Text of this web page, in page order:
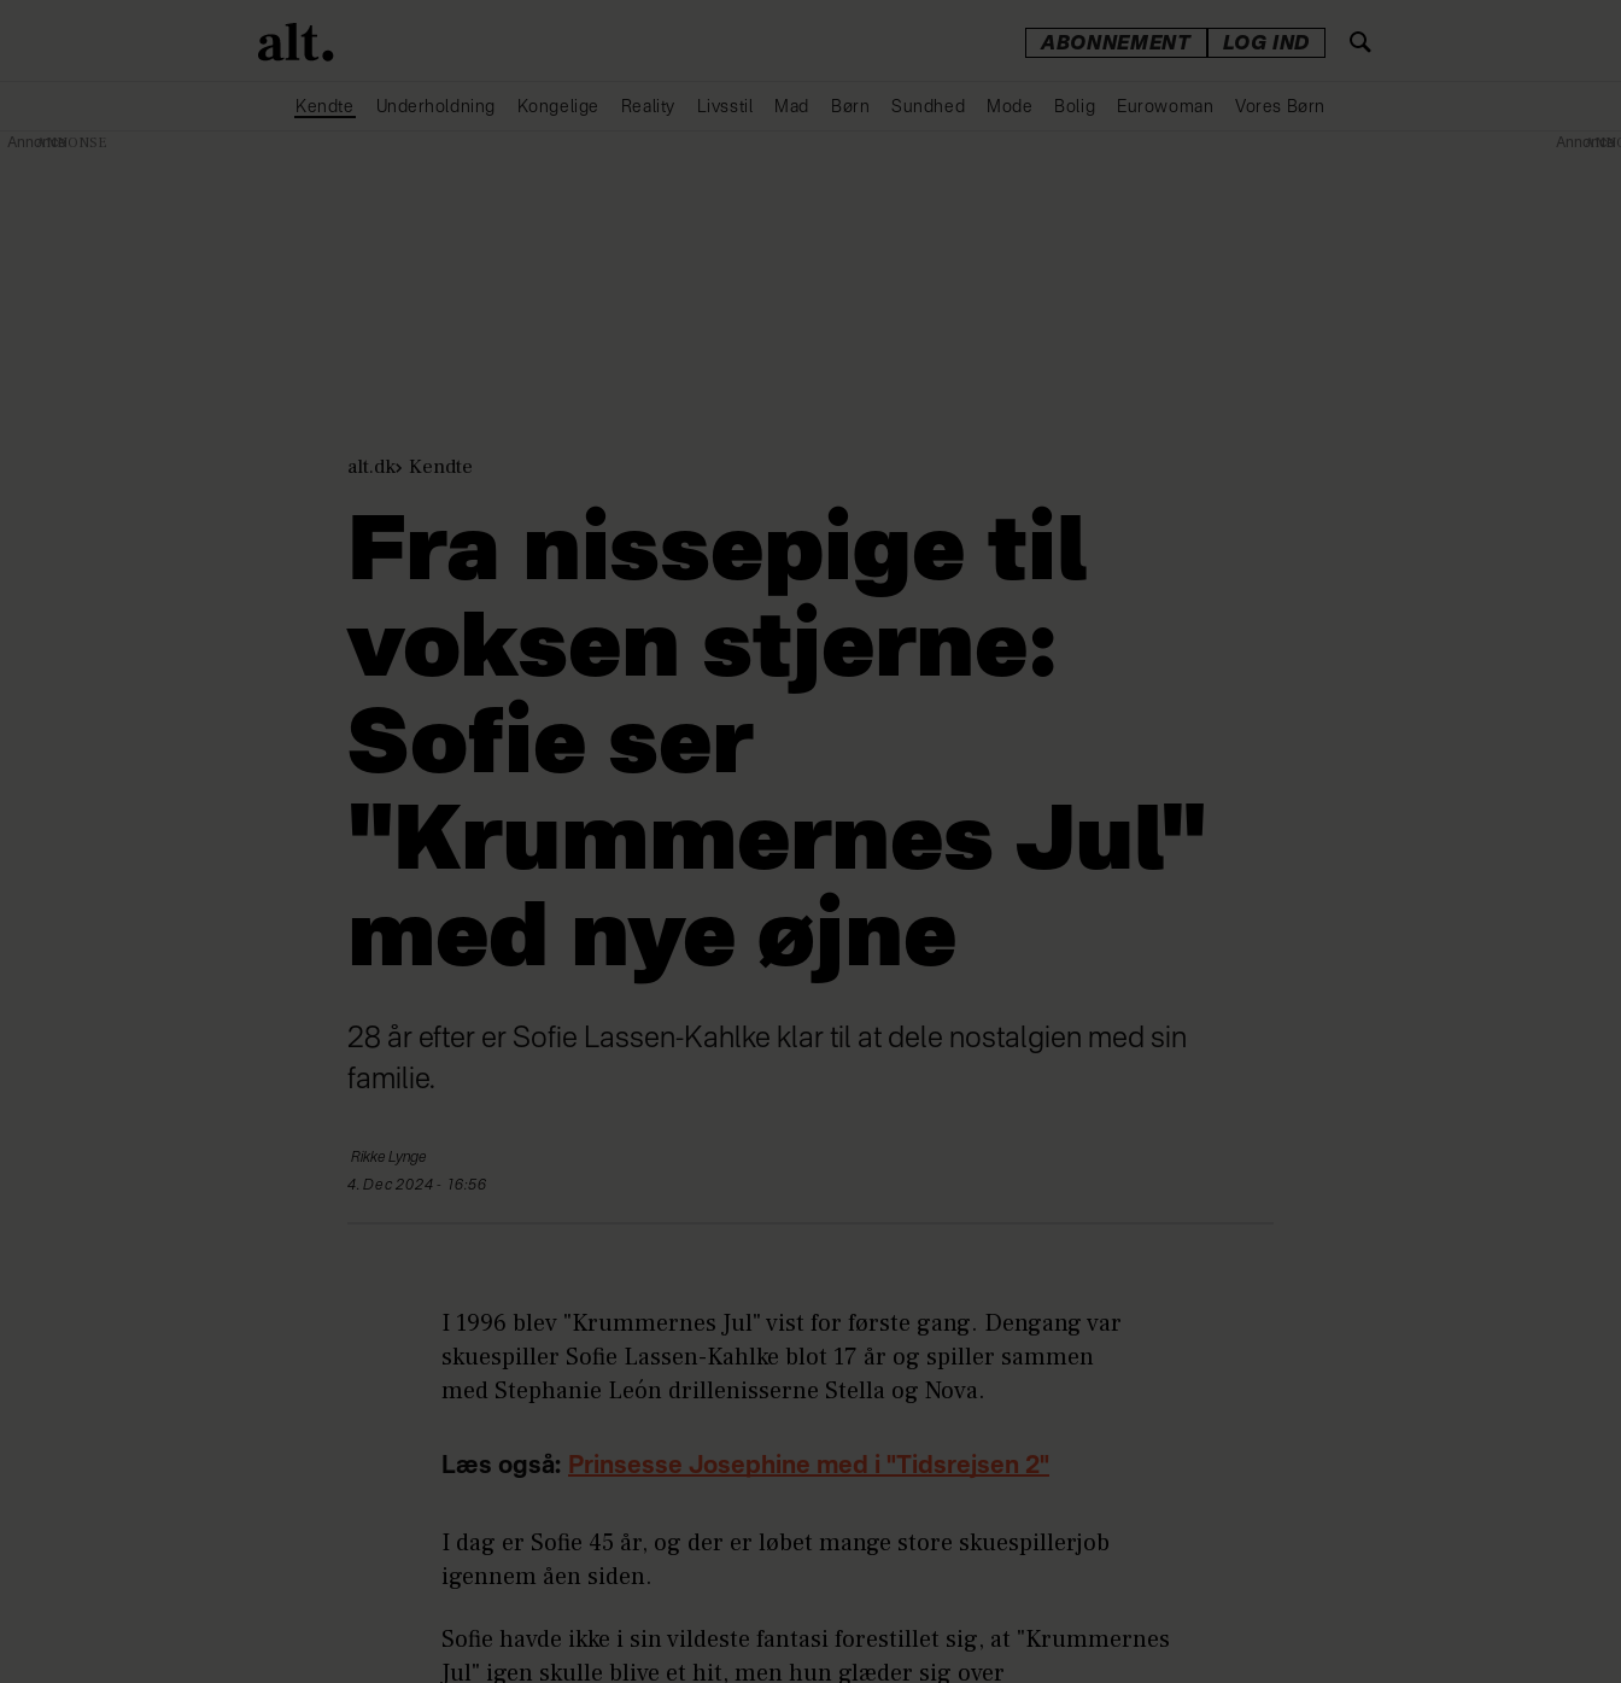
ABONNEMENT LOG IND
Kendte Underholdning Kongelige Reality Livsstil Mad Børn Sundhed Mode Bolig Eurowoman Vores Børn
alt.dk Kendte
Fra nissepige til
voksen stjerne:
Sofie ser
"Krummernes Jul"
med nye øjne
28 år efter er Sofie Lassen-Kahlke klar til at dele nostalgien med sin
familie.
Rikke Lynge
4. Dec 2024 - 16:56
I 1996 blev "Krummernes Jul" vist for første gang. Dengang var
skuespiller Sofie Lassen-Kahlke blot 17 år og spiller sammen
med Stephanie León drillenisserne Stella og Nova.
Læs også: Prinsesse Josephine med i "Tidsrejsen 2"
I dag er Sofie 45 år, og der er løbet mange store skuespillerjob
igennem åen siden.
Sofie havde ikke i sin vildeste fantasi forestillet sig, at "Krummernes
Jul" igen skulle blive et hit, men hun glæder sig over
Annonce Annonce